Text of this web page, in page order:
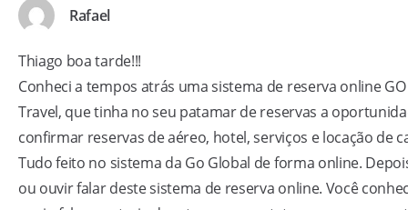
Rafael
Thiago boa tarde!!!
Conheci a tempos atrás uma sistema de reserva online
Travel, que tinha no seu patamar de reservas a
confirmar reservas de aéreo, hotel, serviços e locação de
Tudo feito no sistema da Go Global de forma online.
ou ouvir falar deste sistema de reserva online. Você